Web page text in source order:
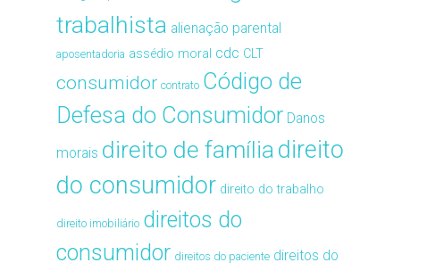
trabalhista alienação parental
aposentadoria assédio moral cdc CLT
consumidor contrato Código de
Defesa do Consumidor Danos
morais direito de famíliadireito
do consumidor direito do trabalho
direito imobiliário direitos do
consumidor direitos do paciente direitos do